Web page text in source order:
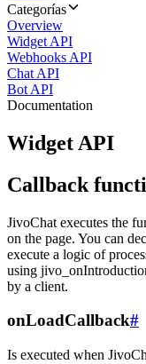
Categorías
Overview
Widget API
Webhooks API
Chat API
Bot API
Documentation
Widget API
Callback
JivoChat executes the
on the page. You can
execute a logic of
using
by a client.
onLoadCallback#
Is executed when